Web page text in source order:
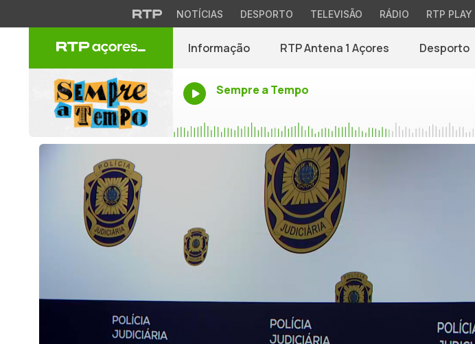
NOTÍCIAS DESPORTO TELEVISÃO RÁDIO RTP PLAY
Informação RTP Antena 1 Açores Desporto
Sempre a Tempo